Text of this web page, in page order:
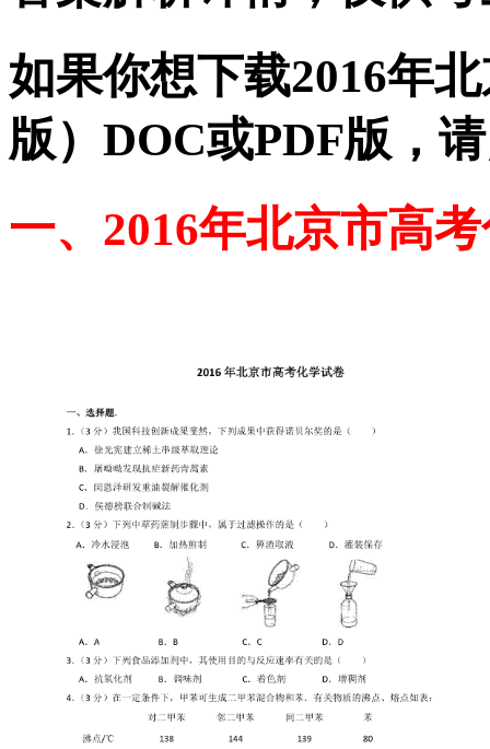
如果你想下载2016年
版）DOC或PDF版，
一、2016年北京市高